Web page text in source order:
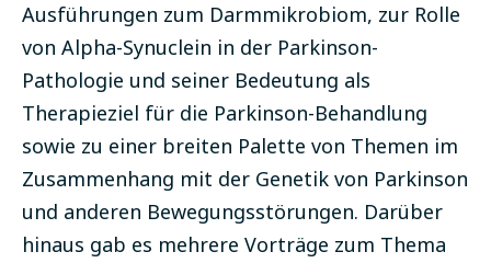
Ausführungen zum Darmmikrobiom, zur Rolle
von Alpha-Synuclein in der Parkinson-
Pathologie und seiner Bedeutung als
Therapieziel für die Parkinson-Behandlung
sowie zu einer breiten Palette von Themen im
Zusammenhang mit der Genetik von Parkinson
und anderen Bewegungsstörungen. Darüber
hinaus gab es mehrere Vorträge zum Thema